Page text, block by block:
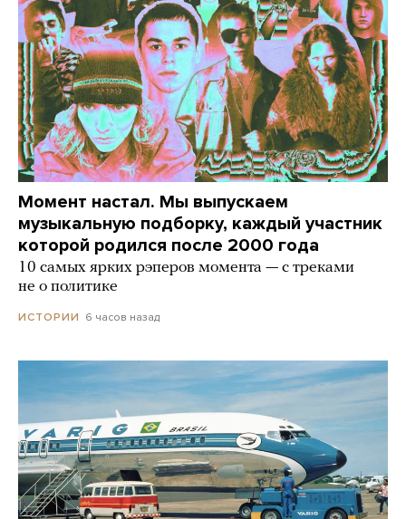
Момент настал. Мы выпускаем
музыкальную подборку, каждый участник
которой родился после 2000 года
10 самых ярких рэперов момента — с треками
не о политике
ИСТОРИИ 6 часов назад